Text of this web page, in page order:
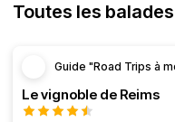
Toutes les
Guide "Road Trips à
Le vignoble de Reims